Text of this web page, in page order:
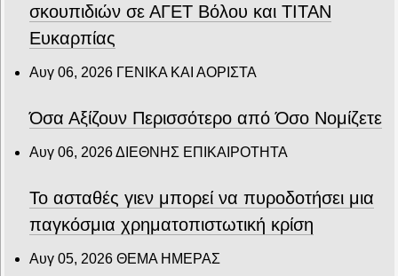
σκουπιδιών σε ΑΓΕΤ Βόλου και ΤΙΤΑΝ
Ευκαρπίας
Αυγ 06, 2026 ΓΕΝΙΚΑ ΚΑΙ ΑΟΡΙΣΤΑ
Όσα Αξίζουν Περισσότερο από Όσο Νομίζετε
Αυγ 06, 2026ΔΙΕΘΝΗΣ ΕΠΙΚΑΙΡΟΤΗΤΑ
Το ασταθές γιεν μπορεί να πυροδοτήσει μια
παγκόσμια χρηματοπιστωτική κρίση
Αυγ 05, 2026 ΘΕΜΑ ΗΜΕΡΑΣ